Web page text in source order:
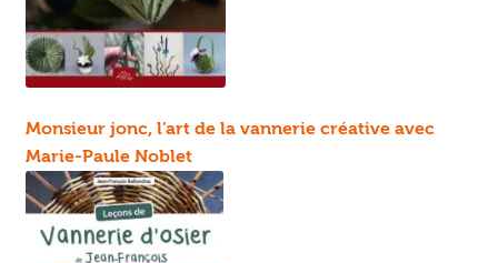
Monsieur jonc, l’art de la vannerie créative avec
Marie-Paule Noblet